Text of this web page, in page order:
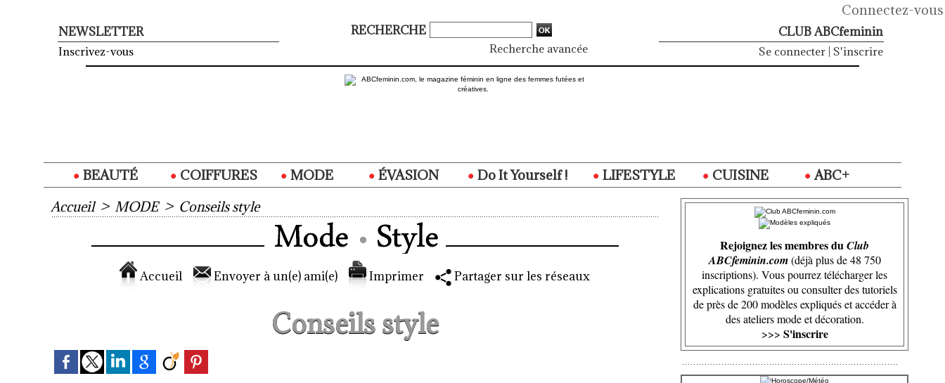
Connectez-vous
NEWSLETTER
Inscrivez-vous
RECHERCHE
Recherche avancée
CLUB ABCfeminin
Se connecter S'inscrire
BEAUTÉ COIFFURES MODE ÉVASION Do It Yourself ! LIFESTYLE CUISINE
ABC+
Accueil > MODE > Conseils style
Accueil Envoyer à un(e) ami(e) Imprimer Partager sur les réseaux
Conseils style
Rejoignez les membres duClub
ABCfeminin.com(déjà plus de 48 750
inscriptions). Vous pourrez télécharger les
explications gratuites ou consulter des tutoriels
de près de 200 modèles expliqués et accéder à
des ateliers mode et décoration.
>>> S'inscrire